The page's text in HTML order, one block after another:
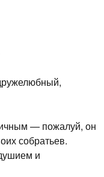
— пожалуй, он
собратьев.
и